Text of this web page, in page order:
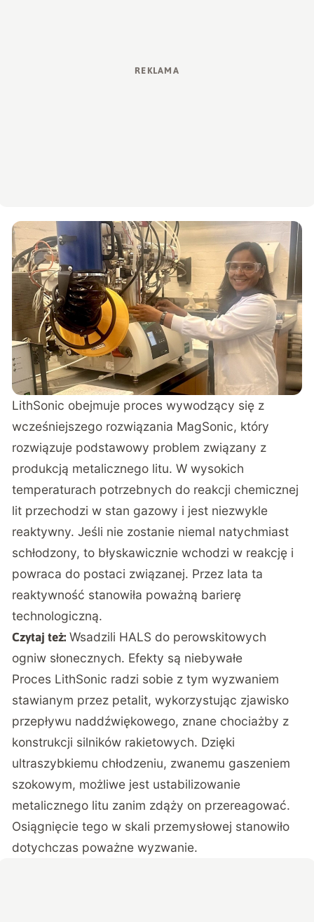
LithSonic obejmuje proces wywodzący się z
wcześniejszego rozwiązania MagSonic, który
rozwiązuje podstawowy problem związany z
produkcją metalicznego litu. W wysokich
temperaturach potrzebnych do reakcji chemicznej
lit przechodzi w stan gazowy i jest niezwykle
reaktywny. Jeśli nie zostanie niemal natychmiast
schłodzony, to błyskawicznie wchodzi w reakcję i
powraca do postaci związanej. Przez lata ta
reaktywność stanowiła poważną barierę
technologiczną.
Czytaj też: Wsadzili HALS do perowskitowych
ogniw słonecznych. Efekty są niebywałe
Proces LithSonic radzi sobie z tym wyzwaniem
stawianym przez petalit, wykorzystując zjawisko
przepływu naddźwiękowego, znane chociażby z
konstrukcji silników rakietowych. Dzięki
ultraszybkiemu chłodzeniu, zwanemu gaszeniem
szokowym, możliwe jest ustabilizowanie
metalicznego litu zanim zdąży on przereagować.
Osiągnięcie tego w skali przemysłowej stanowiło
dotychczas poważne wyzwanie.